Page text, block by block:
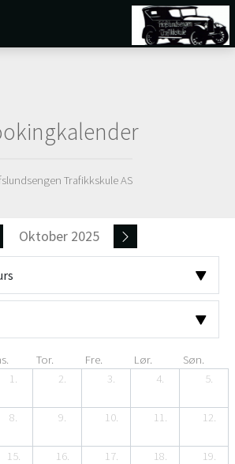
Trafikkskule AS
Oktober 2025
Tor. Fre. Lør.
Søn.
1. 2. 3. 4. 5.
8. 9. 10. 11. 12.
15. 16. 17. 18. 19.